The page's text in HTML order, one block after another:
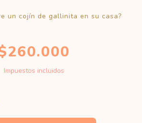
un cojín de gallinita en su casa?
260.000
Impuestos incluidos